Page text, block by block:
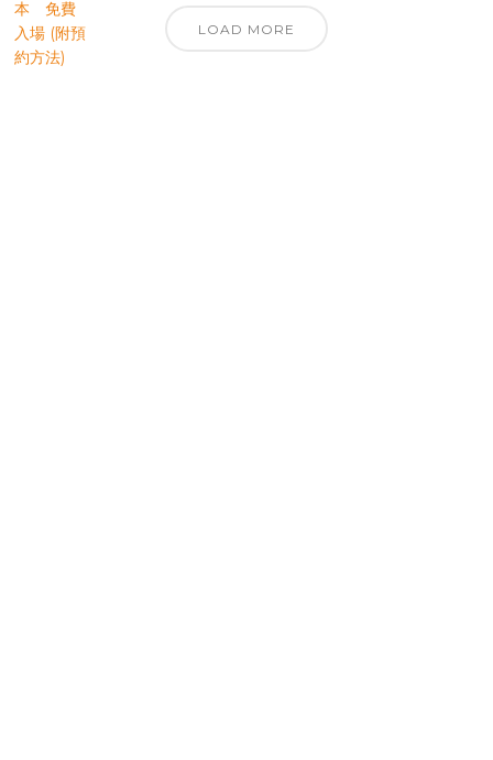
LOAD MORE